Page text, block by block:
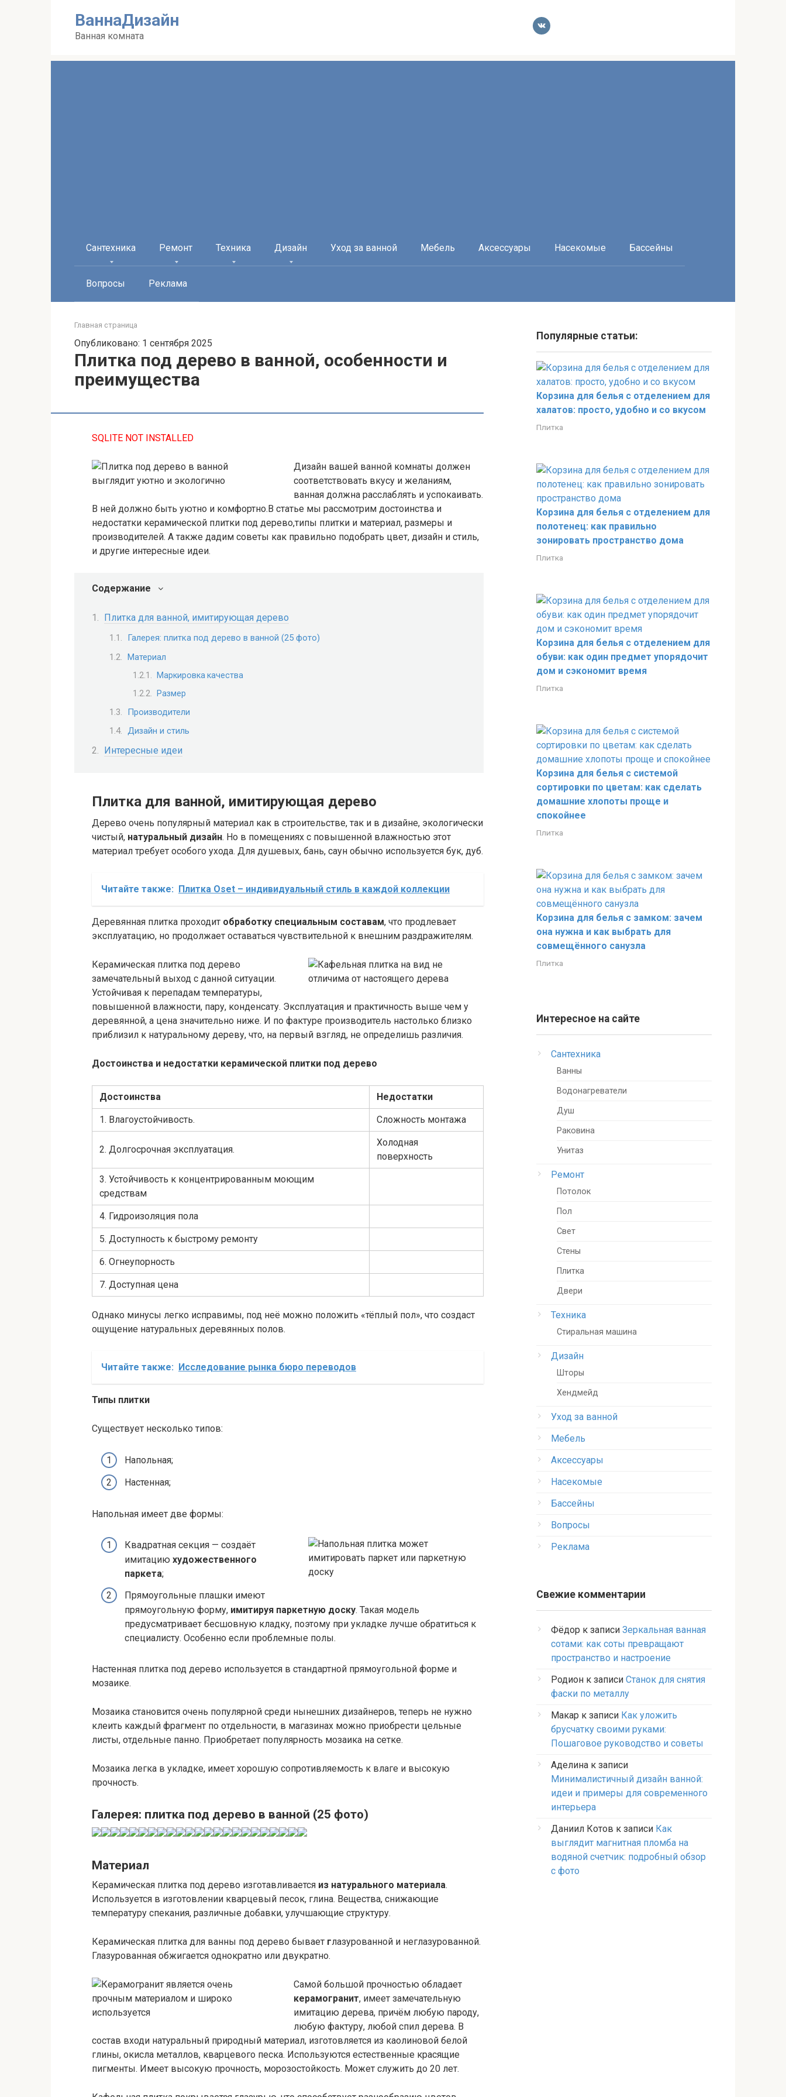
ВаннаДизайн
Ванная комната
Сантехника Ремонт Техника Дизайн Уход за ванной Мебель Аксессуары Насекомые Бассейны
Вопросы Реклама
Главная страница
Опубликовано: 1 сентября 2025
Плитка под дерево в ванной, особенности и
преимущества
SQLITE NOT INSTALLED
Дизайн вашей ванной комнаты должен
соответствовать вкусу и желаниям,
ванная должна расслаблять и успокаивать.
В ней должно быть уютно и комфортно.В статье мы рассмотрим достоинства и
недостатки керамической плитки под дерево,типы плитки и материал, размеры и
производителей. А также дадим советы как правильно подобрать цвет, дизайн и стиль,
и другие интересные идеи.
Содержание
Плитка для ванной, имитирующая дерево
Галерея: плитка под дерево в ванной (25 фото)
Материал
Маркировка качества
Размер
Производители
Дизайн и стиль
Интересные идеи
Плитка для ванной, имитирующая дерево
Дерево очень популярный материал как в строительстве, так и в дизайне, экологически
чистый, натуральный дизайн. Но в помещениях с повышенной влажностью этот
материал требует особого ухода. Для душевых, бань, саун обычно используется бук, дуб.
Читайте также: Плитка Oset – индивидуальный стиль в каждой коллекции
Деревянная плитка проходит обработку специальным составам, что продлевает
эксплуатацию, но продолжает оставаться чувствительной к внешним раздражителям.
Керамическая плитка под дерево
замечательный выход с данной ситуации.
Устойчивая к перепадам температуры,
повышенной влажности, пару, конденсату. Эксплуатация и практичность выше чем у
деревянной, а цена значительно ниже. И по фактуре производитель настолько близко
приблизил к натуральному дереву, что, на первый взгляд, не определишь различия.
Достоинства и недостатки керамической плитки под дерево
Достоинства Недостатки
1. Влагоустойчивость. Сложность монтажа
2. Долгосрочная эксплуатация.
Холодная
поверхность
3. Устойчивость к концентрированным моющим
средствам
4. Гидроизоляция пола
5. Доступность к быстрому ремонту
6. Огнеупорность
7. Доступная цена
Однако минусы легко исправимы, под неё можно положить «тёплый пол», что создаст
ощущение натуральных деревянных полов.
Читайте также: Исследование рынка бюро переводов
Типы плитки
Существует несколько типов:
Напольная;
Настенная;
Напольная имеет две формы:
Квадратная секция — создаёт
имитацию художественного
паркета;
Прямоугольные плашки имеют
прямоугольную форму, имитируя паркетную доску. Такая модель
предусматривает бесшовную кладку, поэтому при укладке лучше обратиться к
специалисту. Особенно если проблемные полы.
Настенная плитка под дерево используется в стандартной прямоугольной форме и
мозаике.
Мозаика становится очень популярной среди нынешних дизайнеров, теперь не нужно
клеить каждый фрагмент по отдельности, в магазинах можно приобрести цельные
листы, отдельные панно. Приобретает популярность мозаика на сетке.
Мозаика легка в укладке, имеет хорошую сопротивляемость к влаге и высокую
прочность.
Галерея: плитка под дерево в ванной (25 фото)
Материал
Керамическая плитка под дерево изготавливается из натурального материала.
Используется в изготовлении кварцевый песок, глина. Вещества, снижающие
температуру спекания, различные добавки, улучшающие структуру.
Керамическая плитка для ванны под дерево бывает глазурованной и неглазурованной.
Глазурованная обжигается однократно или двукратно.
Самой большой прочностью обладает
керамогранит, имеет замечательную
имитацию дерева, причём любую пароду,
любую фактуру, любой спил дерева. В
состав входи натуральный природный материал, изготовляется из каолиновой белой
глины, окисла металлов, кварцевого песка. Используются естественные красящие
пигменты. Имеет высокую прочность, морозостойкость. Может служить до 20 лет.
Популярные статьи:
Корзина для белья с отделением для
халатов: просто, удобно и со вкусом
Плитка
Корзина для белья с отделением для
полотенец: как правильно
зонировать пространство дома
Плитка
Корзина для белья с отделением для
обуви: как один предмет упорядочит
дом и сэкономит время
Плитка
Корзина для белья с системой
сортировки по цветам: как сделать
домашние хлопоты проще и
спокойнее
Плитка
Корзина для белья с замком: зачем
она нужна и как выбрать для
совмещённого санузла
Плитка
Интересное на сайте
Сантехника
Ванны
Водонагреватели
Душ
Раковина
Унитаз
Ремонт
Потолок
Пол
Свет
Стены
Плитка
Двери
Техника
Стиральная машина
Дизайн
Шторы
Хендмейд
Уход за ванной
Мебель
Аксессуары
Насекомые
Бассейны
Вопросы
Реклама
Свежие комментарии
Фёдор к записи Зеркальная ванная
сотами: как соты превращают
пространство и настроение
Родион к записи Станок для снятия
фаски по металлу
Макар к записи Как уложить
брусчатку своими руками:
Пошаговое руководство и советы
Аделина к записи
Минималистичный дизайн ванной:
идеи и примеры для современного
интерьера
Даниил Котов к записи Как
выглядит магнитная пломба на
водяной счетчик: подробный обзор
с фото